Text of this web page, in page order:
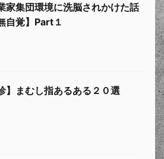
家集団環境に洗脳されかけた話
自覚】Part１
】まむし指あるある２０選